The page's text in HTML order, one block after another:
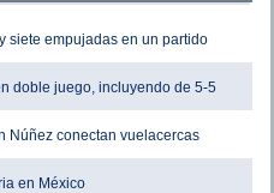
siete empujadas en un partido
doble juego, incluyendo de 5-5
Núñez conectan vuelacercas
en México